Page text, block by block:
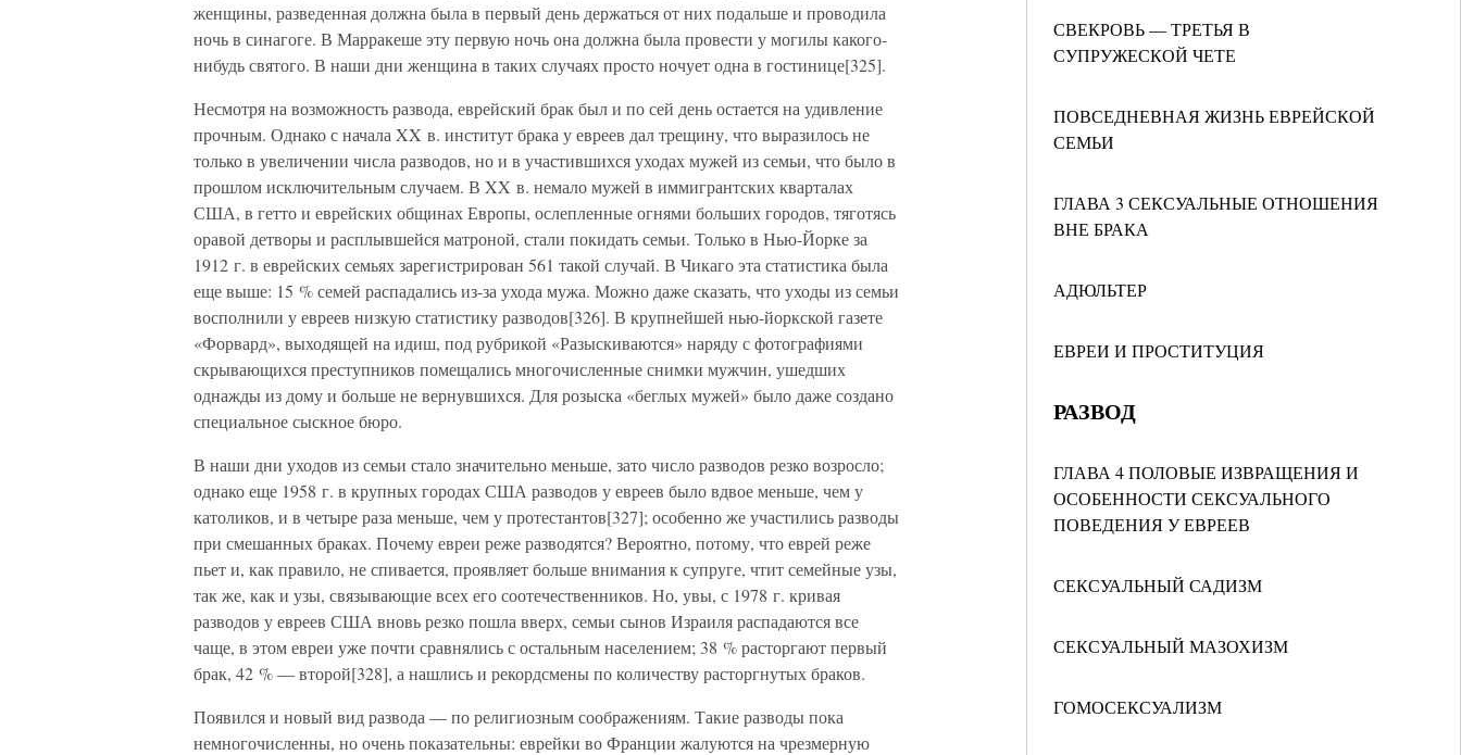
СВЕКРОВЬ — ТРЕТЬЯ В
СУПРУЖЕСКОЙ ЧЕТЕ
ПОВСЕДНЕВНАЯ ЖИЗНЬ ЕВРЕЙСКОЙ
СЕМЬИ
ГЛАВА 3 СЕКСУАЛЬНЫЕ ОТНОШЕНИЯ
ВНЕ БРАКА
АДЮЛЬТЕР
ЕВРЕИ И ПРОСТИТУЦИЯ
РАЗВОД
ГЛАВА 4 ПОЛОВЫЕ ИЗВРАЩЕНИЯ И
ОСОБЕННОСТИ СЕКСУАЛЬНОГО
ПОВЕДЕНИЯ У ЕВРЕЕВ
СЕКСУАЛЬНЫЙ САДИЗМ
СЕКСУАЛЬНЫЙ МАЗОХИЗМ
ГОМОСЕКСУАЛИЗМ
женщины, разведенная должна была в первый день держаться от них подальше и проводила
ночь в синагоге. В Марракеше эту первую ночь она должна была провести у могилы какого-
нибудь святого. В наши дни женщина в таких случаях просто ночует одна в гостинице[325].
Несмотря на возможность развода, еврейский брак был и по сей день остается на удивление
прочным. Однако с начала XX в. институт брака у евреев дал трещину, что выразилось не
только в увеличении числа разводов, но и в участившихся уходах мужей из семьи, что было в
прошлом исключительным случаем. В XX в. немало мужей в иммигрантских кварталах
США, в гетто и еврейских общинах Европы, ослепленные огнями больших городов, тяготясь
оравой детворы и расплывшейся матроной, стали покидать семьи. Только в Нью-Йорке за
1912 г. в еврейских семьях зарегистрирован 561 такой случай. В Чикаго эта статистика была
еще выше: 15 % семей распадались из-за ухода мужа. Можно даже сказать, что уходы из семьи
восполнили у евреев низкую статистику разводов[326]. В крупнейшей нью-йоркской газете
«Форвард», выходящей на идиш, под рубрикой «Разыскиваются» наряду с фотографиями
скрывающихся преступников помещались многочисленные снимки мужчин, ушедших
однажды из дому и больше не вернувшихся. Для розыска «беглых мужей» было даже создано
специальное сыскное бюро.
В наши дни уходов из семьи стало значительно меньше, зато число разводов резко возросло;
однако еще 1958 г. в крупных городах США разводов у евреев было вдвое меньше, чем у
католиков, и в четыре раза меньше, чем у протестантов[327]; особенно же участились разводы
при смешанных браках. Почему евреи реже разводятся? Вероятно, потому, что еврей реже
пьет и, как правило, не спивается, проявляет больше внимания к супруге, чтит семейные узы,
так же, как и узы, связывающие всех его соотечественников. Но, увы, с 1978 г. кривая
разводов у евреев США вновь резко пошла вверх, семьи сынов Израиля распадаются все
чаще, в этом евреи уже почти сравнялись с остальным населением; 38 % расторгают первый
брак, 42 % — второй[328], а нашлись и рекордсмены по количеству расторгнутых браков.
Появился и новый вид развода — по религиозным соображениям. Такие разводы пока
немногочисленны, но очень показательны: еврейки во Франции жалуются на чрезмерную